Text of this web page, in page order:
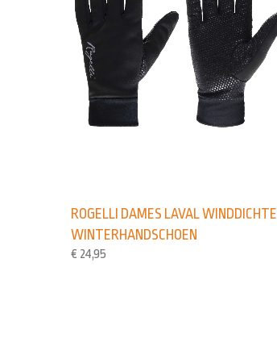
ROGELLI DAMES LAVAL WINDDICHTE
WINTERHANDSCHOEN
€ 24,95